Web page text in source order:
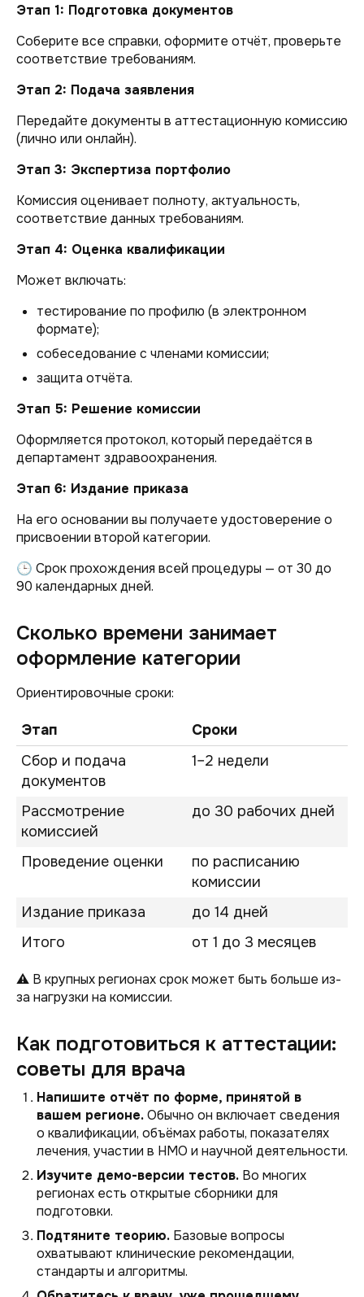
Этап 1: Подготовка документов
Соберите все справки, оформите отчёт, проверьте
соответствие требованиям.
Этап 2: Подача заявления
Передайте документы в аттестационную комиссию
(лично или онлайн).
Этап 3: Экспертиза портфолио
Комиссия оценивает полноту, актуальность,
соответствие данных требованиям.
Этап 4: Оценка квалификации
Может включать:
тестирование по профилю (в электронном
формате);
собеседование с членами комиссии;
защита отчёта.
Этап 5: Решение комиссии
Оформляется протокол, который передаётся в
департамент здравоохранения.
Этап 6: Издание приказа
На его основании вы получаете удостоверение о
присвоении второй категории.
🕒 Срок прохождения всей процедуры — от 30 до
90 календарных дней.
Сколько времени занимает
оформление категории
Ориентировочные сроки:
Этап
Сроки
Сбор и подача
документов
1–2 недели
Рассмотрение
комиссией
до 30 рабочих дней
Проведение оценки
по расписанию
комиссии
Издание приказа
до 14 дней
Итого
от 1 до 3 месяцев
⚠️ В крупных регионах срок может быть больше из-
за нагрузки на комиссии.
Как подготовиться к аттестации:
советы для врача
Напишите отчёт по форме, принятой в
вашем регионе.Обычно он включает сведения
о квалификации, объёмах работы, показателях
лечения, участии в НМО и научной деятельности.
Изучите демо-версии тестов. Во многих
регионах есть открытые сборники для
подготовки.
Подтяните теорию. Базовые вопросы
охватывают клинические рекомендации,
стандарты и алгоритмы.